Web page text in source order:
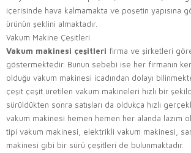
içerisinde hava kalmamakta ve poşetin yapısına
ürünün şeklini almaktadır.
Vakum Makine Çeşitleri
Vakum makinesi çeşitleri firma ve şirketleri
göstermektedir. Bunun sebebi ise her firmanın
olduğu vakum makinesi icadından dolayı
çeşit çeşit üretilen vakum makineleri hızlı bir
sürüldükten sonra satışları da oldukça hızlı
vakum makinesi hemen hemen her alanda lazım
tipi vakum makinesi, elektrikli vakum makinesi,
makinesi gibi bir sürü çeşitleri de bulunmaktadır.